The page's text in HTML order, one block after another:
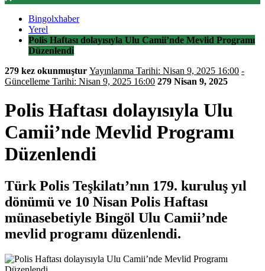
Bingolxhaber
Yerel
Polis Haftası dolayısıyla Ulu Camii’nde Mevlid Programı
Düzenlendi
279 kez okunmuştur
Yayınlanma Tarihi: Nisan 9, 2025 16:00 -
Güncelleme Tarihi: Nisan 9, 2025 16:00 279 Nisan 9, 2025
Polis Haftası dolayısıyla Ulu
Camii’nde Mevlid Programı
Düzenlendi
Türk Polis Teşkilatı’nın 179. kuruluş yıl
dönümü ve 10 Nisan Polis Haftası
münasebetiyle Bingöl Ulu Camii’nde
mevlid programı düzenlendi.